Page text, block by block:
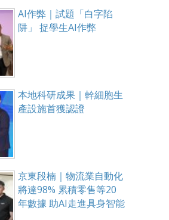
AI作弊｜試題「白字陷
阱」 捉學生AI作弊
本地科研成果｜幹細胞生
產設施首獲認證
京東段楠｜物流業自動化
將達98% 累積零售等20
年數據 助AI走進具身智能